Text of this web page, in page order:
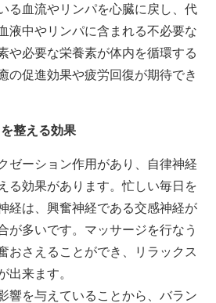
る血流やリンパを心臓に戻し、代
液中やリンパに含まれる不必要な
や必要な栄養素が体内を循環する
の促進効果や疲労回復が期待でき
整える効果
ゼーション作用があり、自律神経
る効果があります。忙しい毎日を
経は、興奮神経である交感神経が
が多いです。マッサージを行なう
おさえることができ、リラックス
出来ます。
響を与えていることから、バラン